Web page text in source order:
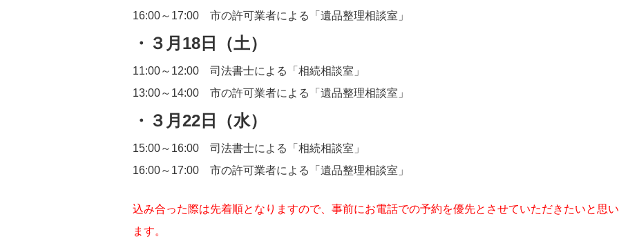
16:00～17:00 市の許可業者による「遺品整理相談室」
・３月18日（土）
11:00～12:00 司法書士による「相続相談室」
13:00～14:00 市の許可業者による「遺品整理相談室」
・３月22日（水）
15:00～16:00 司法書士による「相続相談室」
16:00～17:00 市の許可業者による「遺品整理相談室」
込み合った際は先着順となりますので、事前にお電話での予約を優先とさせていただきたいと思い
ます。